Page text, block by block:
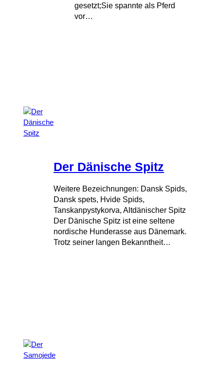
gesetzt;Sie spannte als Pferd
vor…
Der Dänische Spitz
Weitere Bezeichnungen: Dansk Spids,
Dansk spets, Hvide Spids,
Tanskanpystykorva, Altdänischer Spitz
Der Dänische Spitz ist eine seltene
nordische Hunderasse aus Dänemark.
Trotz seiner langen Bekanntheit…